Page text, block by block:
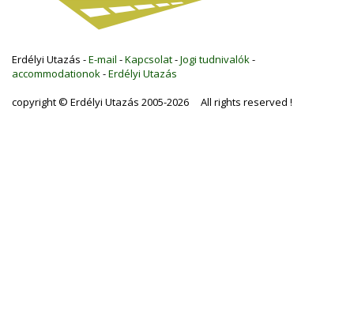
Erdélyi Utazás -E-mail -Kapcsolat-Jogi tudnivalók -
accommodationok -Erdélyi Utazás
copyright © Erdélyi Utazás 2005-2026 All rights reserved !